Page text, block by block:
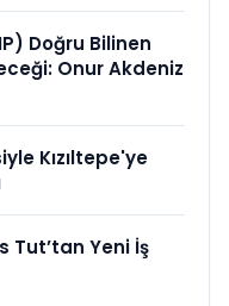
Doğru Bilinen
Onur Akdeniz
Kızıltepe'ye
Tut’tan Yeni İş